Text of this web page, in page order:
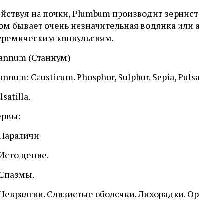
на почки, Plumbum производит
бывает очень незначительная водянка
конвульсиям.
(Станнум)
Causticum. Phosphor, Sulphur. Sepia,
Слизистые оболочки. Лихорадки.